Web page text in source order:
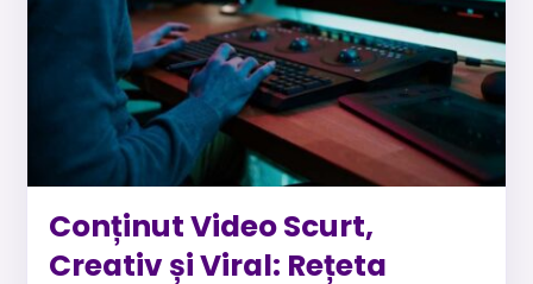
Conținut Video Scurt,
Creativ și Viral: Rețeta